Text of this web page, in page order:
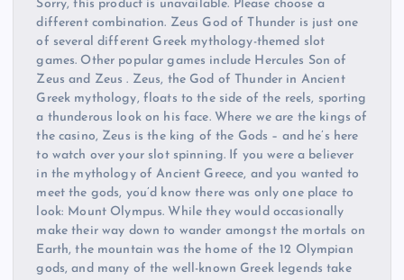
Sorry, this product is unavailable. Please choose a
different combination. Zeus God of Thunder is just one
of several different Greek mythology-themed slot
games. Other popular games include Hercules Son of
Zeus and Zeus . Zeus, the God of Thunder in Ancient
Greek mythology, floats to the side of the reels, sporting
a thunderous look on his face. Where we are the kings of
the casino, Zeus is the king of the Gods – and he’s here
to watch over your slot spinning. If you were a believer
in the mythology of Ancient Greece, and you wanted to
meet the gods, you’d know there was only one place to
look: Mount Olympus. While they would occasionally
make their way down to wander amongst the mortals on
Earth, the mountain was the home of the 12 Olympian
gods, and many of the well-known Greek legends take